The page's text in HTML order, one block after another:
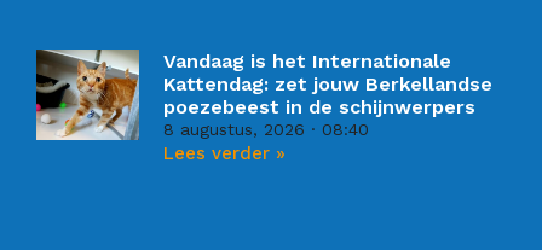
Vandaag is het Internationale
Kattendag: zet jouw Berkellandse
poezebeest in de schijnwerpers
8 augustus, 2026 08:40
Lees verder »